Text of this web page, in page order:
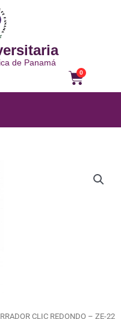
de Panamá
0
Carrito
CLIC REDONDO – ZE-22